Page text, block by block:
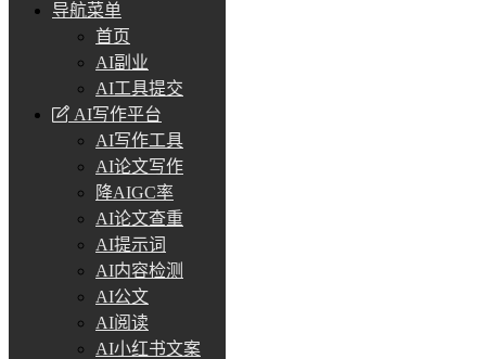
导航菜单
首页
AI副业
AI工具提交
AI写作平台
AI写作工具
AI论文写作
降AIGC率
AI论文查重
AI提示词
AI内容检测
AI公文
AI阅读
AI小红书文案